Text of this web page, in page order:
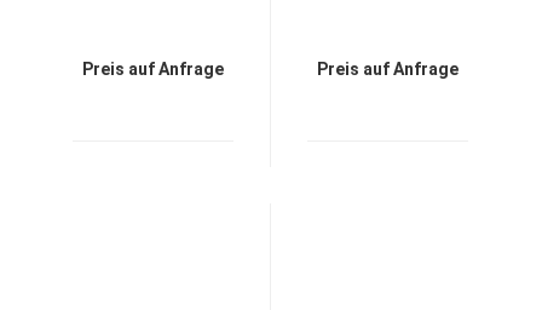
Preis auf Anfrage Preis auf Anfrage